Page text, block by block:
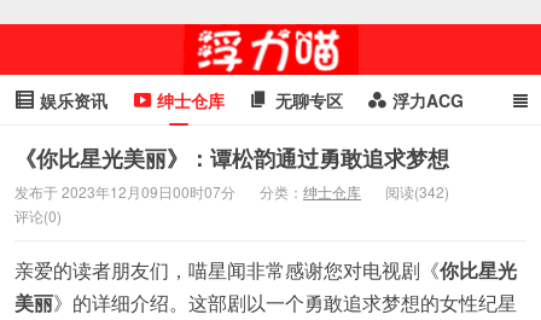
娱乐资讯 绅士仓库 无聊专区 浮力ACG
浮力GIF 明星头条 浮力资讯 头条女神 萌妹专区
cosplay
《你比星光美丽》：谭松韵通过勇敢追求梦想
发布于 2023年12月09日00时07分 分类： 绅士仓库
阅读(342)
评论(0)
亲爱的读者朋友们，喵星闻非常感谢您对电视剧《你比星光
美丽》的详细介绍。这部剧以一个勇敢追求梦想的女性纪星